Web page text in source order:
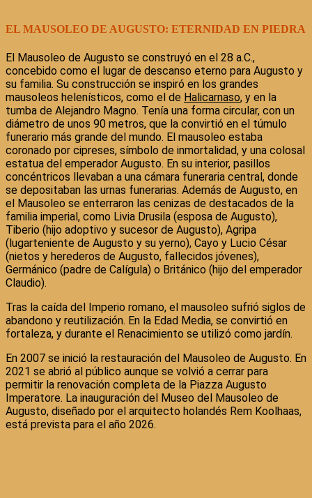
EL MAUSOLEO DE AUGUSTO: ETERNIDAD EN PIEDRA
El Mausoleo de Augusto se construyó en el 28 a.C.,
concebido como el lugar de descanso eterno para Augusto y
su familia. Su construcción se inspiró en los grandes
mausoleos helenísticos, como el de Halicarnaso, y en la
tumba de Alejandro Magno. Tenía una forma circular, con un
diámetro de unos 90 metros, que la convirtió en el túmulo
funerario más grande del mundo. El mausoleo estaba
coronado por cipreses, símbolo de inmortalidad, y una colosal
estatua del emperador Augusto. En su interior, pasillos
concéntricos llevaban a una cámara funeraria central, donde
se depositaban las urnas funerarias. Además de Augusto, en
el Mausoleo se enterraron las cenizas de destacados de la
familia imperial, como Livia Drusila (esposa de Augusto),
Tiberio (hijo adoptivo y sucesor de Augusto), Agripa
(lugarteniente de Augusto y su yerno), Cayo y Lucio César
(nietos y herederos de Augusto, fallecidos jóvenes),
Germánico (padre de Calígula) o Británico (hijo del emperador
Claudio).
Tras la caída del Imperio romano, el mausoleo sufrió siglos de
abandono y reutilización. En la Edad Media, se convirtió en
fortaleza, y durante el Renacimiento se utilizó como jardín.
En 2007 se inició la restauración del Mausoleo de Augusto. En
2021 se abrió al público aunque se volvió a cerrar para
permitir la renovación completa de la Piazza Augusto
Imperatore. La inauguración del Museo del Mausoleo de
Augusto, diseñado por el arquitecto holandés Rem Koolhaas,
está prevista para el año 2026.